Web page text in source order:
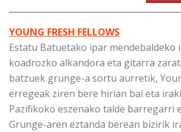
YOUNG FRESH FELLOWS
Estatu Batuetako ipar mendebaldeko
koadrozko alkandora eta gitarra
batzuek grunge-a sortu aurretik,
erregeak ziren bere hirian bai eta
Pazifikoko eszenako talde barregarri
Grunge-aren eztanda berean bizirik